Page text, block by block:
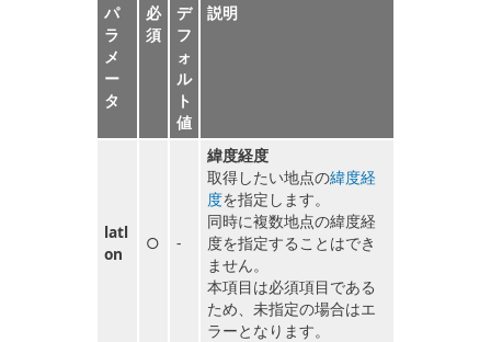
パ
ラ
メ
ー
タ
必
須
デ
フ
ォ
ル
ト
値
説明
latl
on
○ -
緯度経度
取得したい地点の緯度経
度を指定します。
同時に複数地点の緯度経
度を指定することはでき
ません。
本項目は必須項目である
ため、未指定の場合はエ
ラーとなります。